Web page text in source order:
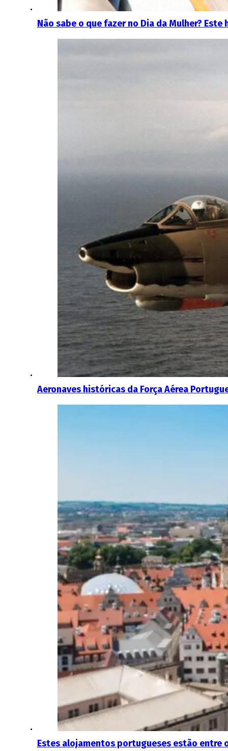
Não sabe o que fazer no Dia da Mulher?
Aeronaves históricas da Força Aérea
Estes alojamentos portugueses estão entre